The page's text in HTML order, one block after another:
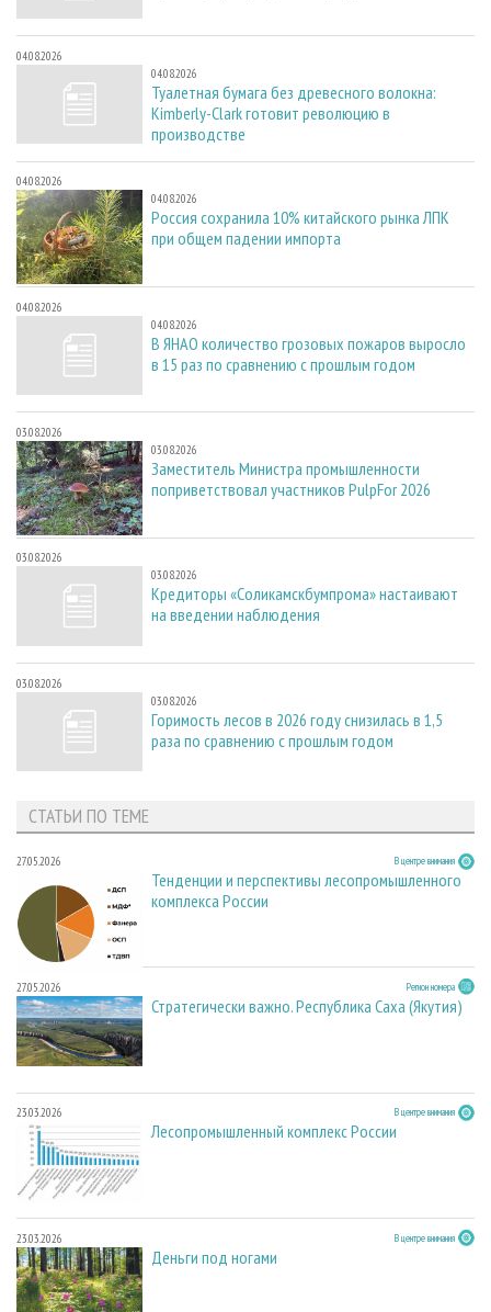
04.08.2026
04.08.2026
Туалетная бумага без древесного волокна:
Kimberly-Clark готовит революцию в
производстве
04.08.2026
04.08.2026
Россия сохранила 10% китайского рынка ЛПК
при общем падении импорта
04.08.2026
04.08.2026
В ЯНАО количество грозовых пожаров выросло
в 15 раз по сравнению с прошлым годом
03.08.2026
03.08.2026
Заместитель Министра промышленности
поприветствовал участников PulpFor 2026
03.08.2026
03.08.2026
Кредиторы «Соликамскбумпрома» настаивают
на введении наблюдения
03.08.2026
03.08.2026
Горимость лесов в 2026 году снизилась в 1,5
раза по сравнению с прошлым годом
СТАТЬИ ПО ТЕМЕ
27.05.2026 В центре внимания
Тенденции и перспективы лесопромышленного
комплекса России
27.05.2026 Регион номера
Стратегически важно. Республика Саха (Якутия)
23.03.2026 В центре внимания
Лесопромышленный комплекс России
23.03.2026 В центре внимания
Деньги под ногами